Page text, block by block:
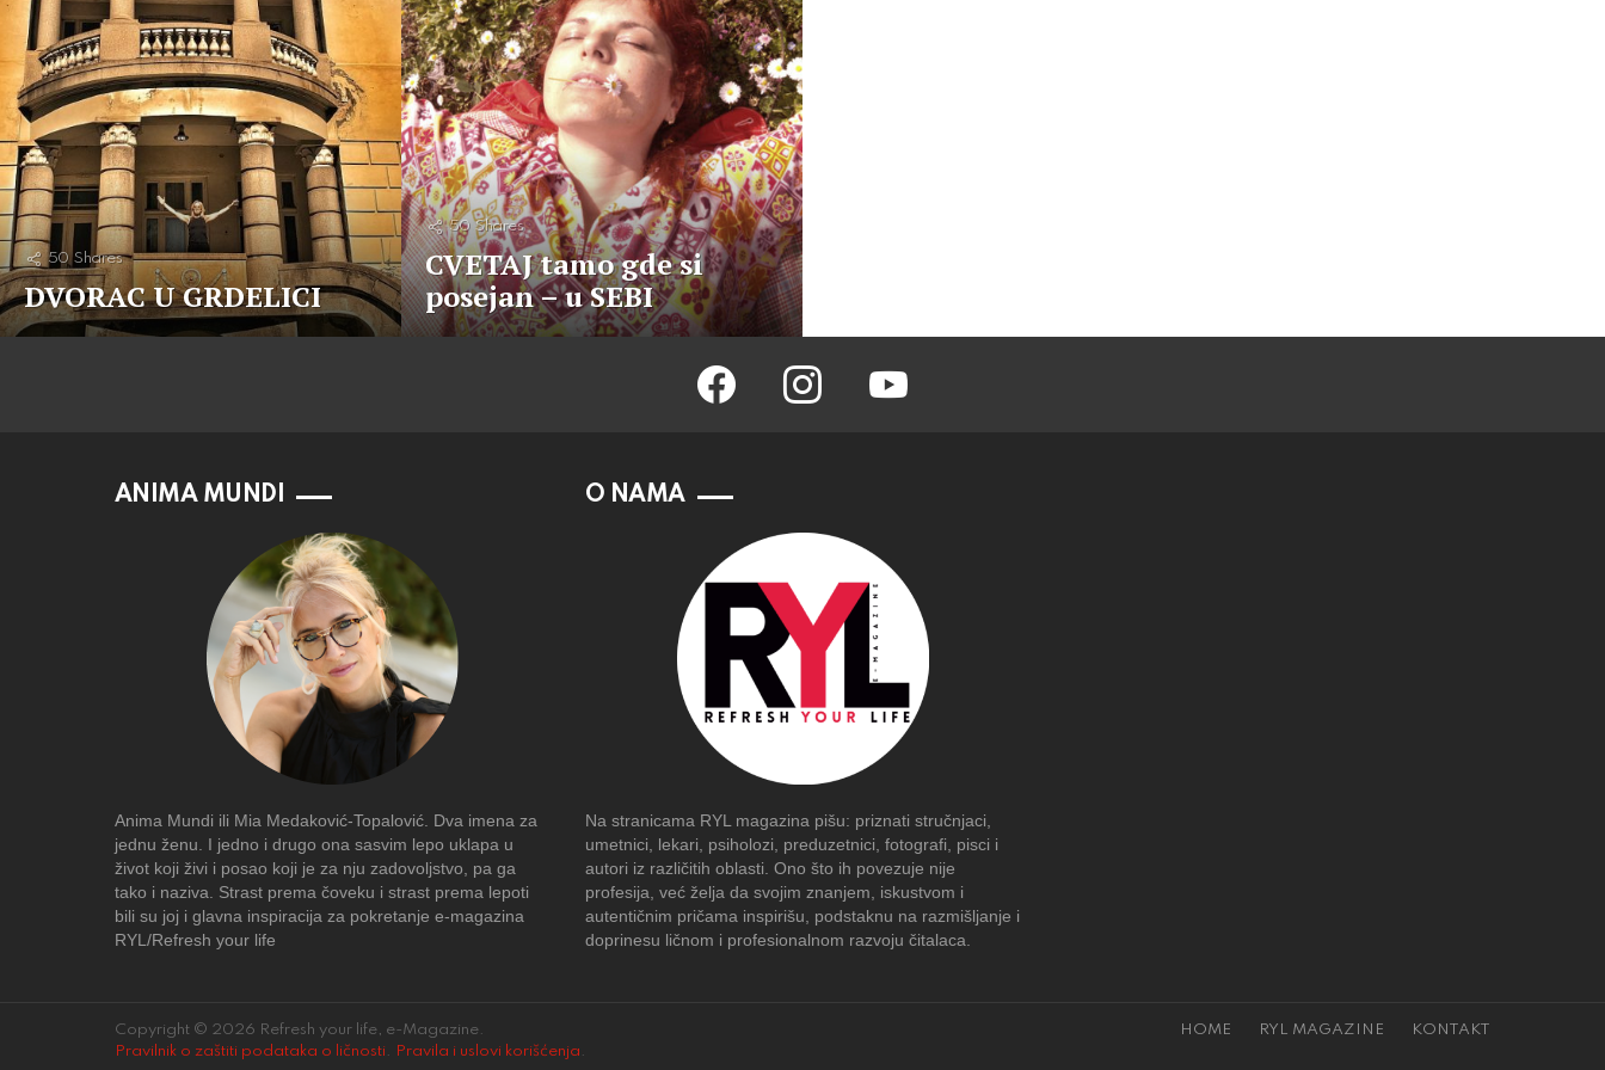
50 Shares
DVORAC U GRDELICI
50 Shares
CVETAJ tamo gde si
posejan – u SEBI
facebook instagram youtube
ANIMA MUNDI
Anima Mundi ili Mia Medaković-Topalović. Dva imena za
jednu ženu. I jedno i drugo ona sasvim lepo uklapa u
život koji živi i posao koji je za nju zadovoljstvo, pa ga
tako i naziva. Strast prema čoveku i strast prema lepoti
bili su joj i glavna inspiracija za pokretanje e-magazina
RYL/Refresh your life
O NAMA
Na stranicama RYL magazina pišu: priznati stručnjaci,
umetnici, lekari, psiholozi, preduzetnici, fotografi, pisci i
autori iz različitih oblasti. Ono što ih povezuje nije
profesija, već želja da svojim znanjem, iskustvom i
autentičnim pričama inspirišu, podstaknu na razmišljanje i
doprinesu ličnom i profesionalnom razvoju čitalaca.
Copyright © 2026 Refresh your life, e-Magazine.
Pravilnik o zaštiti podataka o ličnosti . Pravila i uslovi korišćenja .
HOME RYL MAGAZINE KONTAKT